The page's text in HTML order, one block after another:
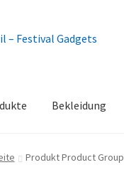
Bekleidung
Produkt Product Group